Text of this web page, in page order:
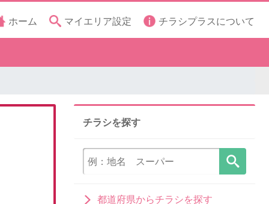
ホーム マイエリア設定 チラシプラスについて
チラシを探す
都道府県からチラシを探す